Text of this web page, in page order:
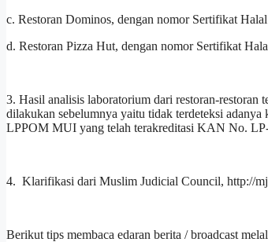
c. Restoran Dominos, dengan nomor Sertifikat
d. Restoran Pizza Hut, dengan nomor Sertifikat
3. Hasil analisis laboratorium dari restoran-restoran
dilakukan sebelumnya yaitu tidak terdeteksi
LPPOM MUI yang telah terakreditasi KAN No.
4. Klarifikasi dari Muslim Judicial Council, http://
Berikut tips membaca edaran berita / broadcast